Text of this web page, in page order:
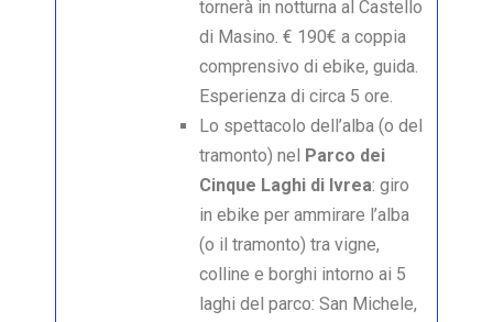
tornerà in notturna al Castello
di Masino. € 190€ a coppia
comprensivo di ebike, guida.
Esperienza di circa 5 ore.
Lo spettacolo dell’alba (o del
tramonto) nel
Parco dei
Cinque Laghi di Ivrea: giro
in ebike per ammirare l’alba
(o il tramonto) tra vigne,
colline e borghi intorno ai 5
laghi del parco: San Michele,